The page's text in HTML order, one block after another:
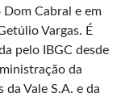
Dom Cabral e em
Vargas. É
pelo IBGC desde
da
da Vale S.A. e da